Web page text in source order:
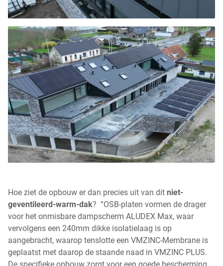
Hoe ziet de opbouw er dan precies uit van dit niet-
geventileerd-warm-dak? “OSB-platen vormen de drager
voor het onmisbare dampscherm ALUDEX Max, waar
vervolgens een 240mm dikke isolatielaag is op
aangebracht, waarop tenslotte een VMZINC-Membrane is
geplaatst met daarop de staande naad in VMZINC PLUS.